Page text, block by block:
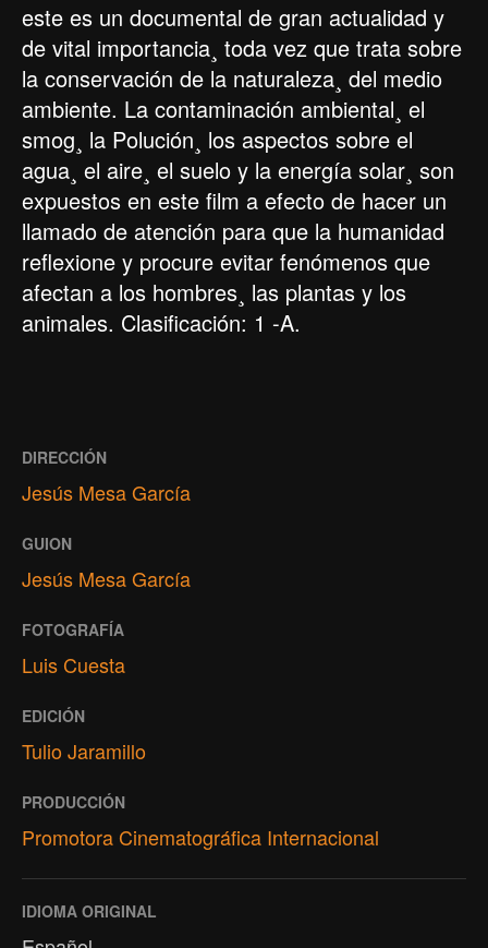
este es un documental de gran actualidad y
de vital importancia¸ toda vez que trata sobre
la conservación de la naturaleza¸ del medio
ambiente. La contaminación ambiental¸ el
smog¸ la Polución¸ los aspectos sobre el
agua¸ el aire¸ el suelo y la energía solar¸ son
expuestos en este film a efecto de hacer un
llamado de atención para que la humanidad
reflexione y procure evitar fenómenos que
afectan a los hombres¸ las plantas y los
animales. Clasificación: 1 -A.
DIRECCIÓN
Jesús Mesa García
GUION
Jesús Mesa García
FOTOGRAFÍA
Luis Cuesta
EDICIÓN
Tulio Jaramillo
PRODUCCIÓN
Promotora Cinematográfica Internacional
IDIOMA ORIGINAL